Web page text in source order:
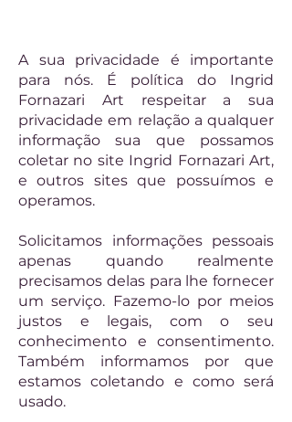
A sua privacidade é importante
para nós. É política do Ingrid
Fornazari Art respeitar a sua
privacidade em relação a qualquer
informação sua que possamos
coletar no site Ingrid Fornazari Art,
e outros sites que possuímos e
operamos.
Solicitamos informações pessoais
apenas quando realmente
precisamos delas para lhe fornecer
um serviço. Fazemo-lo por meios
justos e legais, com o seu
conhecimento e consentimento.
Também informamos por que
estamos coletando e como será
usado.